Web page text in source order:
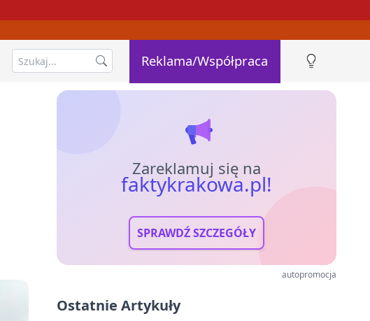
Reklama/Współpraca
Zareklamuj się na
faktykrakowa.pl!
SPRAWDŹ SZCZEGÓŁY
autopromocja
Ostatnie Artykuły